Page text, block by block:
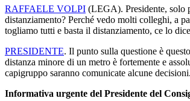
RAFFAELE VOLPI (LEGA). Presidente, solo
distanziamento? Perché vedo molti colleghi, a
togliamo tutti e basta il distanziamento, ce lo
PRESIDENTE. Il punto sulla questione è
distanza minore di un metro è fortemente e
capigruppo saranno comunicate alcune
Informativa urgente del Presidente del